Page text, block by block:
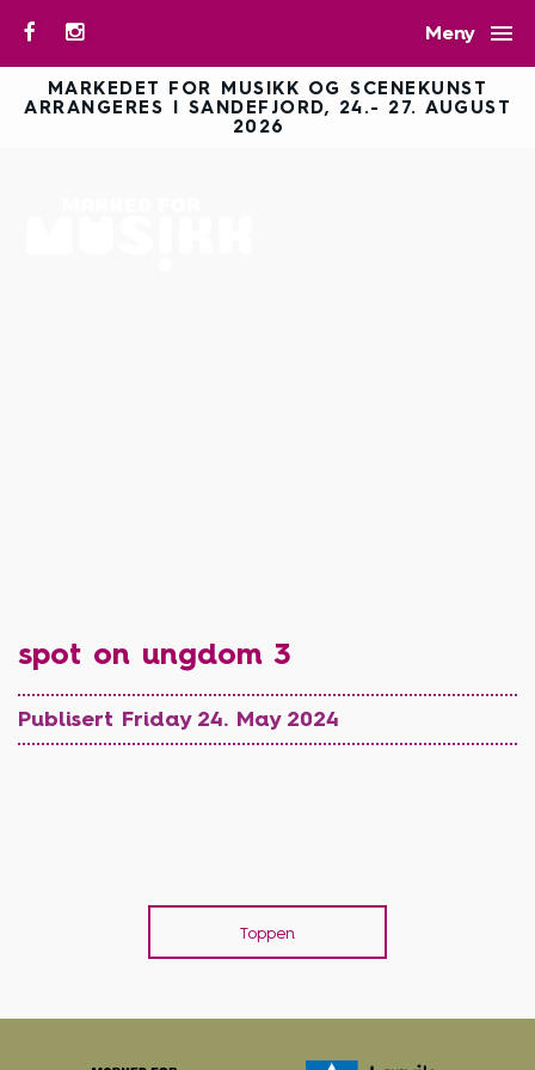
Meny 
MARKEDET FOR MUSIKK OG SCENEKUNST
ARRANGERES I SANDEFJORD, 24.- 27. AUGUST
2026
spot on ungdom 3
Publisert Friday 24. May 2024
Toppen